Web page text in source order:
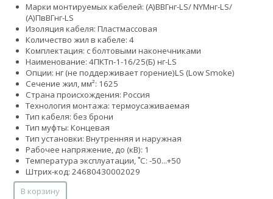
Марки монтируемых кабелей: (А)ВВГнг-LS/ NYMнг-LS/
(А)ПвВГнг-LS
Изоляция кабеля: Пластмассовая
Количество жил в кабеле: 4
Комплектация: с болтовыми наконечниками
Наименование: 4ПКТп-1-16/25(Б) нг-LS
Опции: нг (не поддерживает горение)LS (Low Smoke)
Сечение жил, мм²: 1625
Страна происхождения: Россия
Технология монтажа: термоусаживаемая
Тип кабеля: без брони
Тип муфты: Концевая
Тип установки: Внутренняя и наружная
Рабочее напряжение, до (кВ): 1
Температура эксплуатации, ˚С: -50...+50
Штрих-код: 24680430002029
В корзину